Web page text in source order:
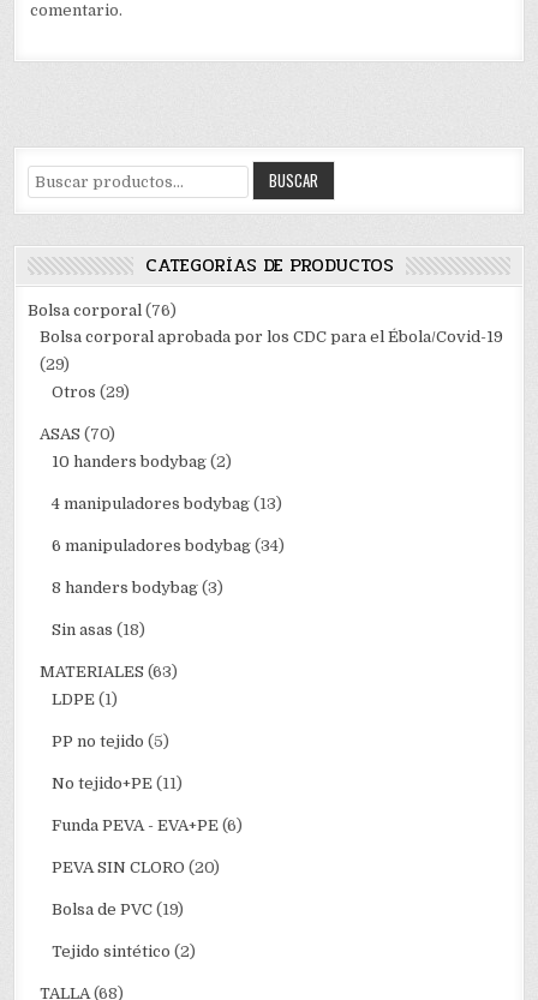
comentario.
Buscar
por:
BUSCAR
CATEGORÍAS DE PRODUCTOS
Bolsa corporal (76)
Bolsa corporal aprobada por los CDC para el Ébola/Covid-19
(29)
Otros (29)
ASAS (70)
10 handers bodybag (2)
4 manipuladores bodybag (13)
6 manipuladores bodybag (34)
8 handers bodybag (3)
Sin asas (18)
MATERIALES (63)
LDPE (1)
PP no tejido (5)
No tejido+PE (11)
Funda PEVA - EVA+PE (6)
PEVA SIN CLORO (20)
Bolsa de PVC (19)
Tejido sintético (2)
TALLA (68)